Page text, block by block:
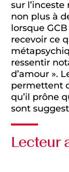
sur
non plus à
lorsque
recevoir ce
ressentir
d’amour ».
permettent
qu’il prône
sont
Lecteur